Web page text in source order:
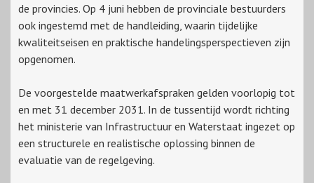
de provincies. Op 4 juni hebben de provinciale bestuurders
ook ingestemd met de handleiding, waarin tijdelijke
kwaliteitseisen en praktische handelingsperspectieven zijn
opgenomen.
De voorgestelde maatwerkafspraken gelden voorlopig tot
en met 31 december 2031. In de tussentijd wordt richting
het ministerie van Infrastructuur en Waterstaat ingezet op
een structurele en realistische oplossing binnen de
evaluatie van de regelgeving.